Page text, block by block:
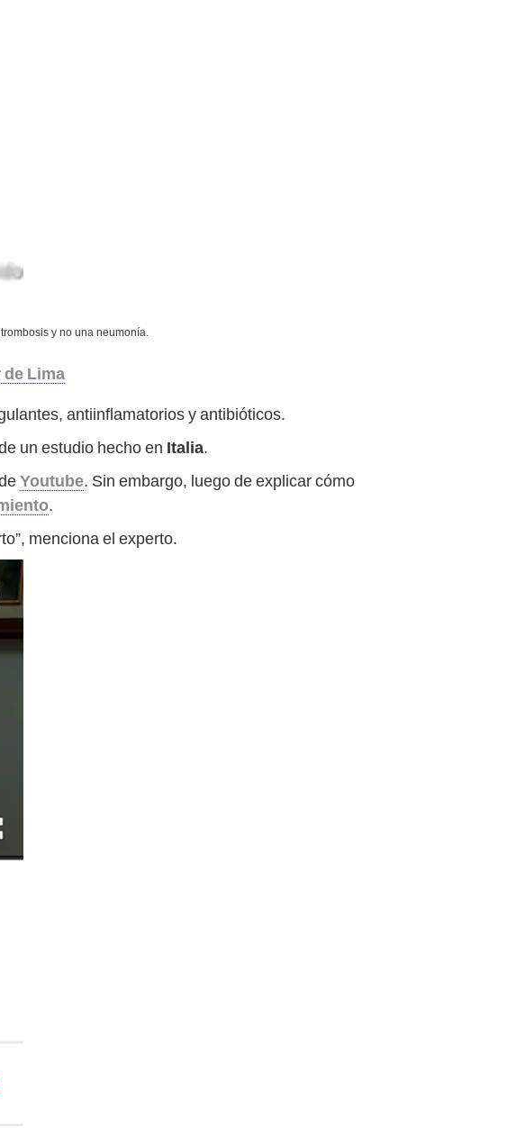
y no una neumonía.
de Lima
antiinflamatorios y antibióticos.
un estudio hecho en Italia.
Youtube. Sin embargo, luego de explicar cómo
.
menciona el experto.